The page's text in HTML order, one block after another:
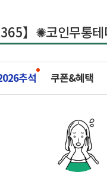
추석 쿠폰&혜택